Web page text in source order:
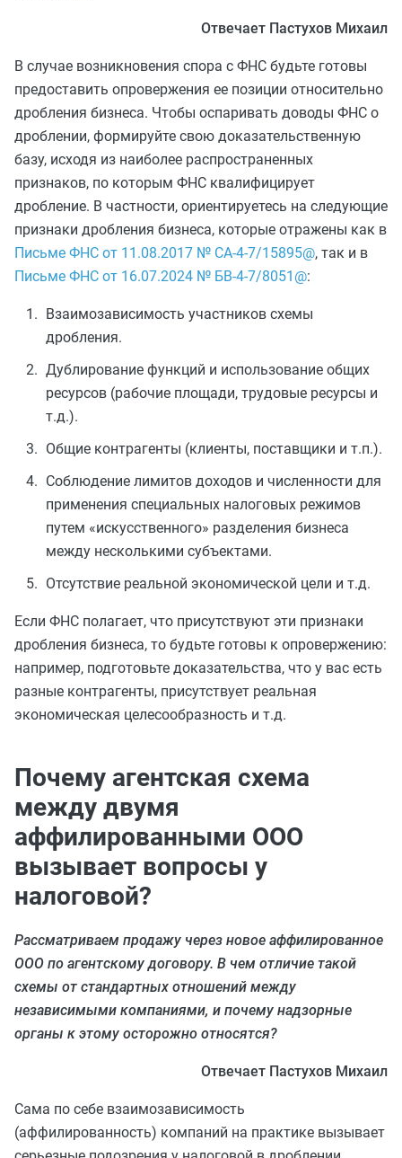
Отвечает Пастухов Михаил
В случае возникновения спора с ФНС будьте готовы
предоставить опровержения ее позиции относительно
дробления бизнеса. Чтобы оспаривать доводы ФНС о
дроблении, формируйте свою доказательственную
базу, исходя из наиболее распространенных
признаков, по которым ФНС квалифицирует
дробление. В частности, ориентируетесь на следующие
признаки дробления бизнеса, которые отражены как в
Письме ФНС от 11.08.2017 № СА-4-7/15895@, так и в
Письме ФНС от 16.07.2024 № БВ-4-7/8051@:
Взаимозависимость участников схемы
дробления.
Дублирование функций и использование общих
ресурсов (рабочие площади, трудовые ресурсы и
т.д.).
Общие контрагенты (клиенты, поставщики и т.п.).
Соблюдение лимитов доходов и численности для
применения специальных налоговых режимов
путем «искусственного» разделения бизнеса
между несколькими субъектами.
Отсутствие реальной экономической цели и т.д.
Если ФНС полагает, что присутствуют эти признаки
дробления бизнеса, то будьте готовы к опровержению:
например, подготовьте доказательства, что у вас есть
разные контрагенты, присутствует реальная
экономическая целесообразность и т.д.
Почему агентская схема
между двумя
аффилированными ООО
вызывает вопросы у
налоговой?
Рассматриваем продажу через новое аффилированное
ООО по агентскому договору. В чем отличие такой
схемы от стандартных отношений между
независимыми компаниями, и почему надзорные
органы к этому осторожно относятся?
Отвечает Пастухов Михаил
Сама по себе взаимозависимость
(аффилированность) компаний на практике вызывает